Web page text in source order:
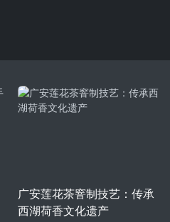
广安莲花茶窨制技艺：传承
西湖荷香文化遗产